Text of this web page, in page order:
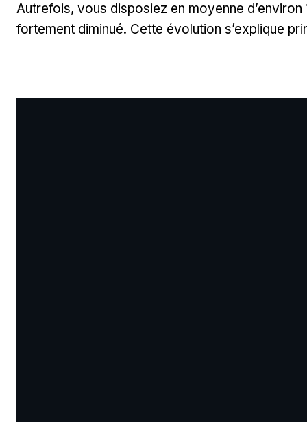
Autrefois, vous disposiez en moyenne
fortement diminué. Cette évolution s’explique